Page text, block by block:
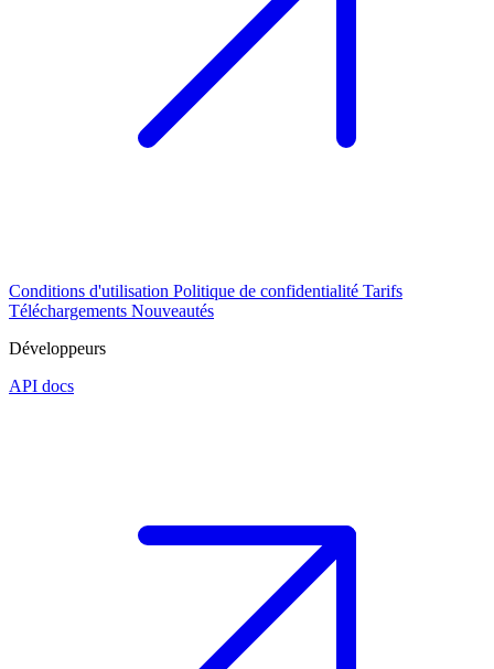
Conditions d'utilisation Politique de confidentialité Tarifs
Téléchargements Nouveautés
Développeurs
API docs